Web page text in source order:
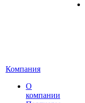
Компания
О
компании